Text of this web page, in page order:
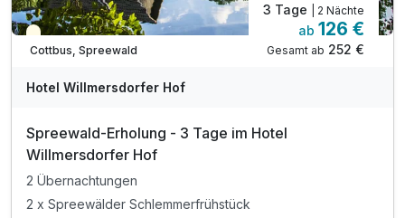
Teilweise ausgelastet
Cottbus, Spreewald
3 Tage | 2 Nächte
ab 126 €
Gesamt ab 252 €
Hotel Willmersdorfer Hof
Spreewald-Erholung - 3 Tage im Hotel
Willmersdorfer Hof
2 Übernachtungen
2 x Spreewälder Schlemmerfrühstück